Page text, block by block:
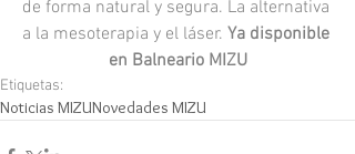
de forma natural y segura. La alternativa
a la mesoterapia y el láser. Ya disponible
en Balneario MIZU
Etiquetas:
Noticias MIZUNovedades MIZU